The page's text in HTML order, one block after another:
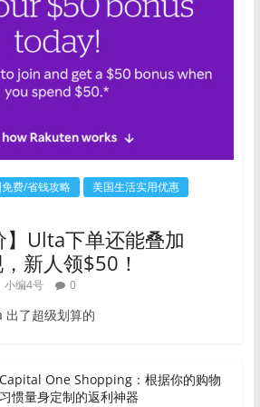
费/省钱攻略
美国生活实用优惠
】Ulta下单还能叠加
新人领$50！
小编4号 0
出了超级划算的
Capital One Shopping：根据你的购物
习惯量身定制的返利神器